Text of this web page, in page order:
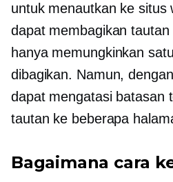
untuk menautkan ke situs
dapat membagikan
hanya memungkinkan
dibagikan. Namun,
dapat mengatasi batasan
tautan ke beberapa
Bagaimana cara